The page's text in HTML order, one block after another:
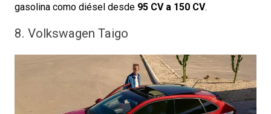
gasolina como diésel desde 95 CV a 150 CV.
8. Volkswagen Taigo